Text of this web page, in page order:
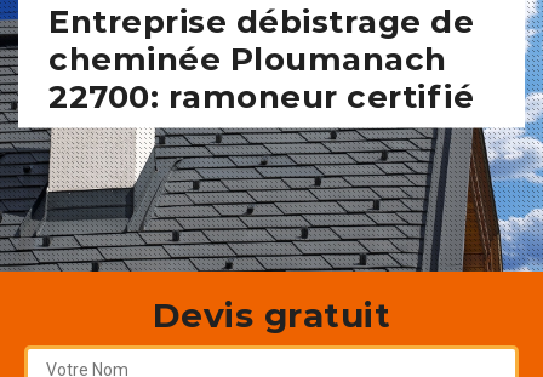
Entreprise débistrage de
cheminée Ploumanach
22700: ramoneur certifié
Devis gratuit